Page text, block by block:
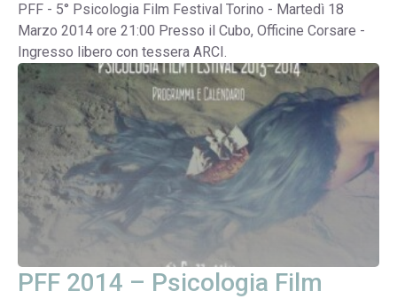
PFF - 5° Psicologia Film Festival Torino - Martedì 18
Marzo 2014 ore 21:00 Presso il Cubo, Officine Corsare -
Ingresso libero con tessera ARCI.
PFF 2014 – Psicologia Film